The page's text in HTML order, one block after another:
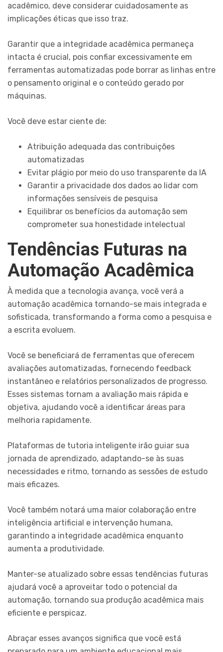
acadêmico, deve considerar cuidadosamente as
implicações éticas que isso traz.
Garantir que a integridade acadêmica permaneça
intacta é crucial, pois confiar excessivamente em
ferramentas automatizadas pode borrar as linhas entre
o pensamento original e o conteúdo gerado por
máquinas.
Você deve estar ciente de:
Atribuição adequada das contribuições
automatizadas
Evitar plágio por meio do uso transparente da IA
Garantir a privacidade dos dados ao lidar com
informações sensíveis de pesquisa
Equilibrar os benefícios da automação sem
comprometer sua honestidade intelectual
Tendências Futuras na
Automação Acadêmica
À medida que a tecnologia avança, você verá a
automação acadêmica tornando-se mais integrada e
sofisticada, transformando a forma como a pesquisa e
a escrita evoluem.
Você se beneficiará de ferramentas que oferecem
avaliações automatizadas, fornecendo feedback
instantâneo e relatórios personalizados de progresso.
Esses sistemas tornam a avaliação mais rápida e
objetiva, ajudando você a identificar áreas para
melhoria rapidamente.
Plataformas de tutoria inteligente irão guiar sua
jornada de aprendizado, adaptando-se às suas
necessidades e ritmo, tornando as sessões de estudo
mais eficazes.
Você também notará uma maior colaboração entre
inteligência artificial e intervenção humana,
garantindo a integridade acadêmica enquanto
aumenta a produtividade.
Manter-se atualizado sobre essas tendências futuras
ajudará você a aproveitar todo o potencial da
automação, tornando sua produção acadêmica mais
eficiente e perspicaz.
Abraçar esses avanços significa que você está